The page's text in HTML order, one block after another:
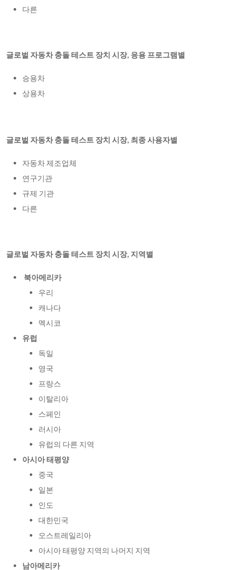
다른
글로벌 자동차 충돌 테스트 장치 시장, 응용 프로그램별
승용차
상용차
글로벌 자동차 충돌 테스트 장치 시장, 최종 사용자별
자동차 제조업체
연구기관
규제 기관
다른
글로벌 자동차 충돌 테스트 장치 시장, 지역별
북아메리카
우리
캐나다
멕시코
유럽
독일
영국
프랑스
이탈리아
스페인
러시아
유럽의 다른 지역
아시아 태평양
중국
일본
인도
대한민국
오스트레일리아
아시아 태평양 지역의 나머지 지역
남아메리카